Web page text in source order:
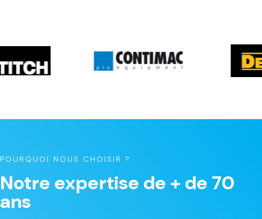
POURQUOI NOUS CHOISIR ?
Notre expertise de + de 70
ans